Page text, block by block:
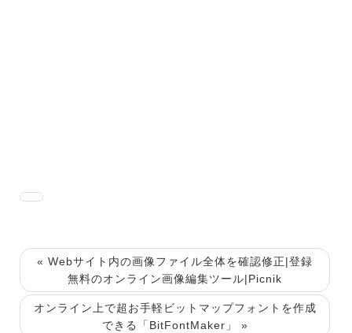
« Webサイト内の画像ファイル全体を確認修正|登録
無料のオンライン画像編集ツール|Picnik
オンライン上で超お手軽ビットマップフォントを作成
できる「BitFontMaker」 »